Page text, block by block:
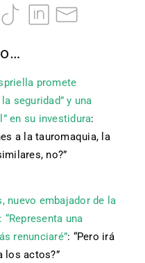
promete
seguridad” y una
en su investidura:
a la tauromaquia, la
no?”
nuevo embajador de la
una
renunciaré”: “Pero irá
los actos?”